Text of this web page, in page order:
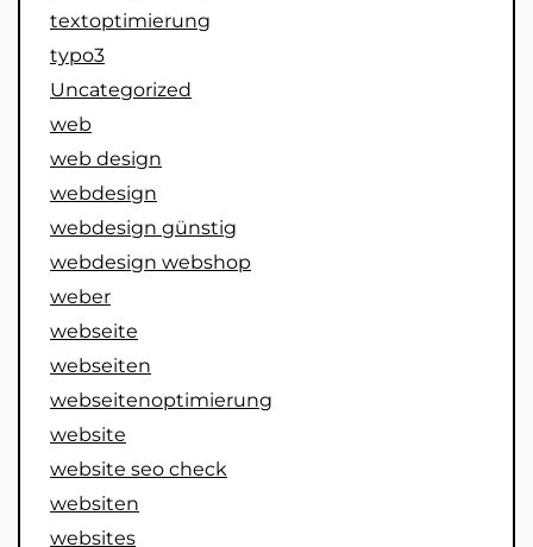
textoptimierung
typo3
Uncategorized
web
web design
webdesign
webdesign günstig
webdesign webshop
weber
webseite
webseiten
webseitenoptimierung
website
website seo check
websiten
websites